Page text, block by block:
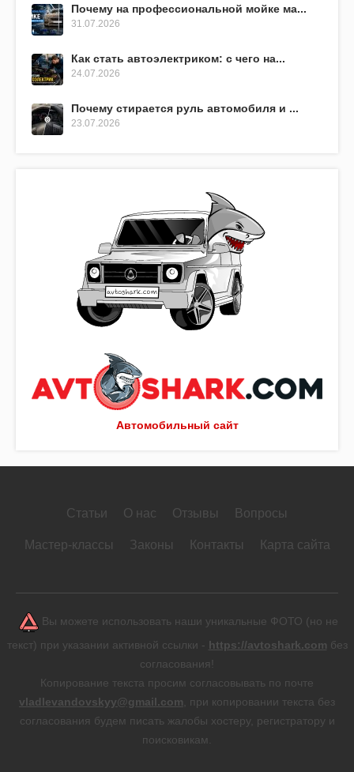
Автомобильный сайт
Почему на профессиональной мойке ма...
31.07.2026
Как стать автоэлектриком: с чего на...
24.07.2026
Почему стирается руль автомобиля и ...
23.07.2026
Статьи О нас Отзывы Вопросы
Мастер-классы Законы Контакты Карта сайта
Вы можете использовать наши уникальные ФОТО (но не
текст) при указании активной ссылки - https://avtoshark.com без
согласования!
Копирование текста просим согласовывать по почте
vladlevandovskyy@gmail.com , при копировании текста без
согласования будем писать жалобы хостеру, регистратору и
поисковикам.